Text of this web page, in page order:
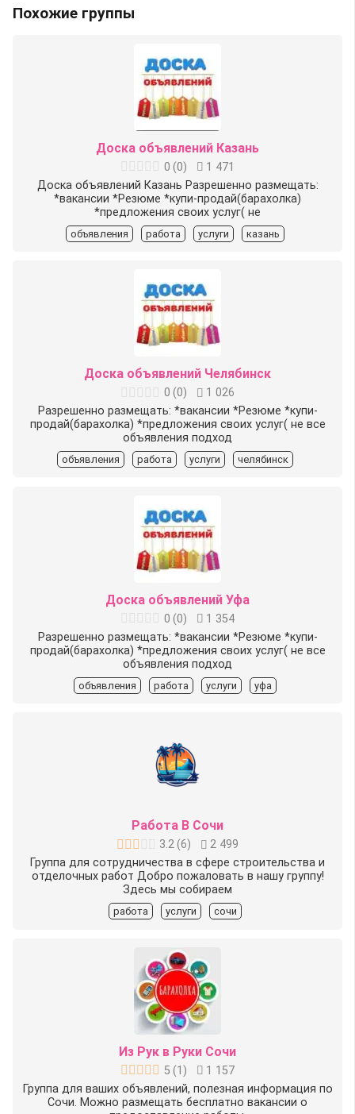
Похожие группы
Доска объявлений Казань
0 (0)
1 471
Доска объявлений Казань Разрешенно размещать:
*вакансии *Резюме *купи-продай(барахолка)
*предложения своих услуг( не
объявления работа услуги казань
Доска объявлений Челябинск
0 (0)
1 026
Разрешенно размещать: *вакансии *Резюме *купи-
продай(барахолка) *предложения своих услуг( не все
объявления подход
объявления работа услуги челябинск
Доска объявлений Уфа
0 (0)
1 354
Разрешенно размещать: *вакансии *Резюме *купи-
продай(барахолка) *предложения своих услуг( не все
объявления подход
объявления работа услуги уфа
Работа В Сочи
3.2(6)
2 499
Группа для сотрудничества в сфере строительства и
отделочных работ Добро пожаловать в нашу группу!
Здесь мы собираем
работа услуги сочи
Из Рук в Руки Сочи
5 (1 )
1 157
Группа для ваших объявлений, полезная информация по
Сочи. Можно размещать бесплатно вакансии о